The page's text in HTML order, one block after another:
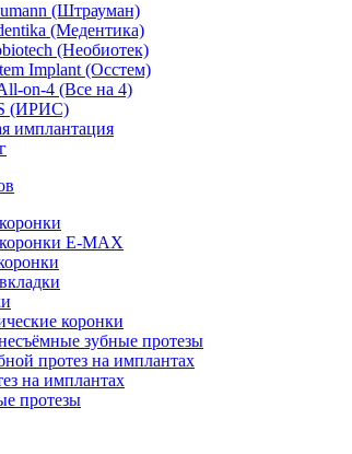
(Штрауман)
(Медентика)
(Необиотек)
Implant (Осстем)
on-4 (Все на 4)
(ИРИС)
имплантация
E-MAX
коронки
зубные протезы
протез на имплантах
на имплантах
протезы